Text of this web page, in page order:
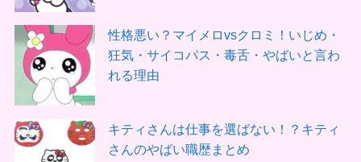
性格悪い？マイメロvsクロミ！いじめ・
狂気・サイコパス・毒舌・やばいと言わ
れる理由
キティさんは仕事を選ばない！？キティ
さんのやばい職歴まとめ